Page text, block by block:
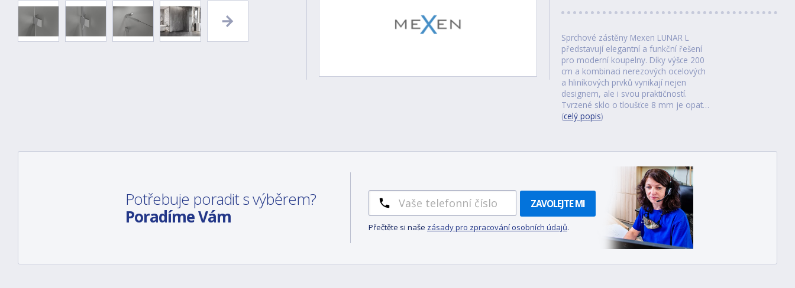
Sprchové zástěny Mexen LUNAR L
představují elegantní a funkční řešení
pro moderní koupelny. Díky výšce 200
cm a kombinaci nerezových ocelových
a hliníkových prvků vynikají nejen
designem, ale i svou praktičností.
Tvrzené sklo o tloušťce 8 mm je opat…
(celý popis)
Potřebuje poradit s výběrem?
Poradíme Vám
ZAVOLEJTE MI
Přečtěte si naše zásady pro zpracování osobních údajů.